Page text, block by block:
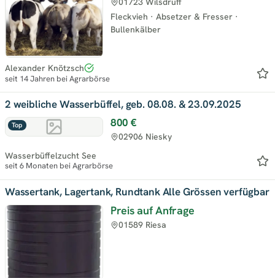
Fleckvieh · Absetzer & Fresser ·
Bullenkälber
Alexander Knötzsch
seit 14 Jahren bei Agrarbörse
Top
2 weibliche Wasserbüffel, geb. 08.08. & 23.09.2025
800 €
02906 Niesky
Wasserbüffelzucht See
seit 6 Monaten bei Agrarbörse
Wassertank, Lagertank, Rundtank Alle Grössen verfügbar
Preis auf Anfrage
01589 Riesa